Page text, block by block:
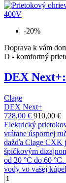
-20%
Doprava k vám
D - komfortný
DEX
Clage
DEX Next+
728,00 € 910,00 €
Elektrický
vrátane úspornej
dažďa Clage CXK
špičkovým
od 20 °C do 60
vody vo vašej